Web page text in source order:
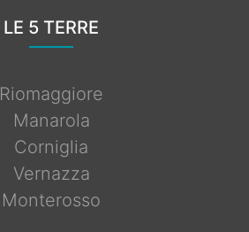
LE 5 TERRE
Riomaggiore
Manarola
Corniglia
Vernazza
Monterosso